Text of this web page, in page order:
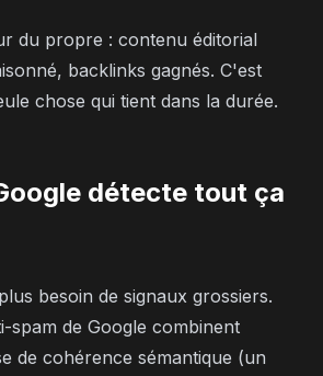
du propre : contenu éditorial
backlinks gagnés. C'est
chose qui tient dans la durée.
détecte tout ça
besoin de signaux grossiers.
spam de Google combinent
de cohérence sémantique (un